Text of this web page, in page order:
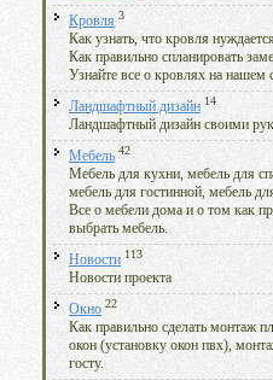
Кровля 3
Как узнать, что кровля
Как правильно спланировать
Узнайте все о кровлях на нашем
Ландшафтный дизайн 14
Ландшафтный дизайн своими
Мебель 42
Мебель для кухни, мебель для
мебель для гостинной, мебель
Все о мебели дома и о том как
выбрать мебель.
Новости 113
Новости проекта
Окно 22
Как правильно сделать монтаж
окон (установку окон пвх),
госту.